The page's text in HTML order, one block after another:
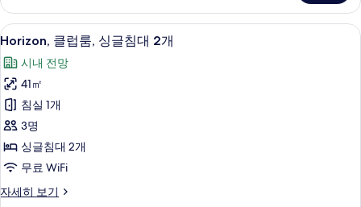
사
진
모
두
보
기
셜
스
위
(Grand
Tower)
자
세
히
보
기
Horizon,
클
럽
룸,
싱
글
침
대
2
1 개의 침실, 이집트산 면 시트, 고급 침
14
Horizon, 클럽룸, 싱글침대 2개
시내 전망
41㎡
침실 1개
3명
싱글침대 2개
무료 WiFi
자세히 보기
Horizon,